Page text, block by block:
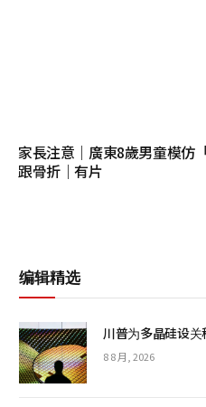
家長注意｜廣東8歲男童模仿
跟骨折｜有片
编辑精选
川普为多晶硅设
8 8 月, 2026